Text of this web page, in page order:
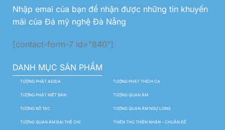
Nhập emai của bạn để nhận được những tin khuyến
mãi của Đá mỹ nghệ Đà Nẵng
[contact-form-7 id="840"]
DANH MỤC SẢN PHẨM
TƯỢNG PHẬT ADIDA TƯỢNG PHẬT THÍCH CA
TƯỢNG PHẬT NIẾT BÀN TƯỢNG QUAN ÂM
TƯỢNG BỒ TÁC TƯỢNG QUAN ÂM NGỰ LONG
TƯỢNG QUAN ÂM ĐẠI THẾ CHÍ THIÊN THỦ THIÊN NHÃN – CHUẨN ĐỀ